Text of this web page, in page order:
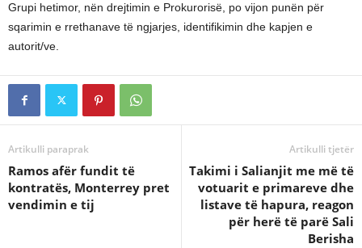
Grupi hetimor, nën drejtimin e Prokurorisë, po vijon punën për
sqarimin e rrethanave të ngjarjes, identifikimin dhe kapjen e
autorit/ve.
Artikulli paraprak
Ramos afër fundit të
kontratës, Monterrey pret
vendimin e tij
Artikulli tjetër
Takimi i Salianjit me më të
votuarit e primareve dhe
listave të hapura, reagon
për herë të parë Sali
Berisha